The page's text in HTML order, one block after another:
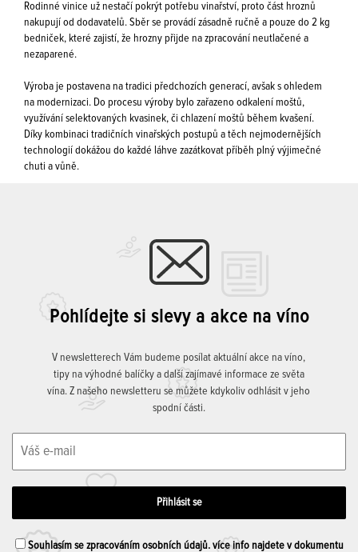
Rodinné vinice už nestačí pokrýt potřebu vinařství, proto část hroznů
nakupují od dodavatelů. Sběr se provádí zásadně ručně a pouze do 2 kg
bedniček, které zajistí, že hrozny přijde na zpracování neutlačené a
nezaparené.
Výroba je postavena na tradici předchozích generací, avšak s ohledem
na modernizaci. Do procesu výroby bylo zařazeno odkalení moštů,
využívání selektovaných kvasinek, či chlazení moštů během kvašení.
Díky kombinaci tradičních vinařských postupů a těch nejmodernějších
technologií dokážou do každé láhve zazátkovat příběh plný výjimečné
chuti a vůně.
Pohlídejte si slevy a akce na víno
V newsletterech Vám budeme posílat aktuální akce na víno,
tipy na výhodné balíčky a další zajímavé informace ze světa
vína. Z našeho newsletteru se můžete kdykoliv odhlásit v jeho
spodní části.
Souhlasím se zpracováním osobních údajů. více info najdete v dokumentu